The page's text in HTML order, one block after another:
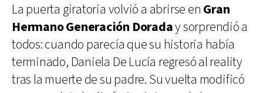
La puerta giratoria volvió a abrirse en Gran
Hermano Generación Doraday sorprendió a
todos: cuando parecía que su historia había
terminado, Daniela De Lucía regresó al reality
tras la muerte de su padre. Su vuelta modificó